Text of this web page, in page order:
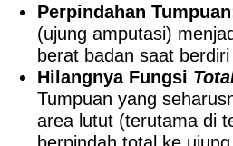
Perpindahan
(ujung amputasi)
berat badan saat
Hilangnya Fungsi
Tumpuan yang
area lutut (terutama di
berpindah total ke